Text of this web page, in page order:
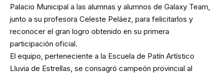
Palacio Municipal a las alumnas y alumnos de Galaxy Team,
junto a su profesora Celeste Peláez, para felicitarlos y
reconocer el gran logro obtenido en su primera
participación oficial.
El equipo, perteneciente a la Escuela de Patín Artístico
Lluvia de Estrellas, se consagró campeón provincial al